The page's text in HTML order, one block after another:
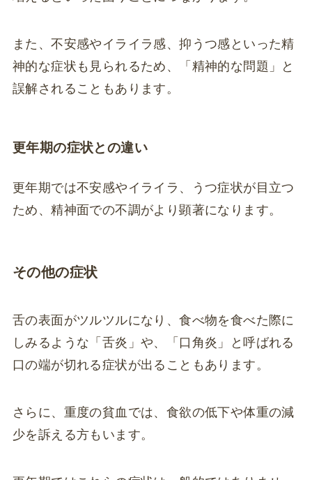
また、不安感やイライラ感、抑うつ感といった精
神的な症状も見られるため、「精神的な問題」と
誤解されることもあります。
更年期の症状との違い
更年期では不安感やイライラ、うつ症状が目立つ
ため、精神面での不調がより顕著になります。
その他の症状
舌の表面がツルツルになり、食べ物を食べた際に
しみるような「舌炎」や、「口角炎」と呼ばれる
口の端が切れる症状が出ることもあります。
さらに、重度の貧血では、食欲の低下や体重の減
少を訴える方もいます。